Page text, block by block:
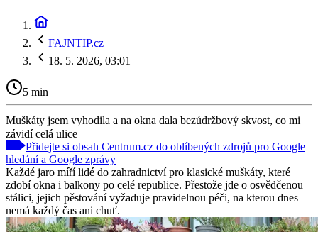
FAJNTIP.cz
18. 5. 2026, 03:01
5 min
Muškáty jsem vyhodila a na okna dala bezúdržbový skvost, co mi
závidí celá ulice
Přidejte si obsah Centrum.cz do oblíbených zdrojů pro Google
hledání a Google zprávy
Každé jaro míří lidé do zahradnictví pro klasické muškáty, které
zdobí okna i balkony po celé republice. Přestože jde o osvědčenou
stálici, jejich pěstování vyžaduje pravidelnou péči, na kterou dnes
nemá každý čas ani chuť.